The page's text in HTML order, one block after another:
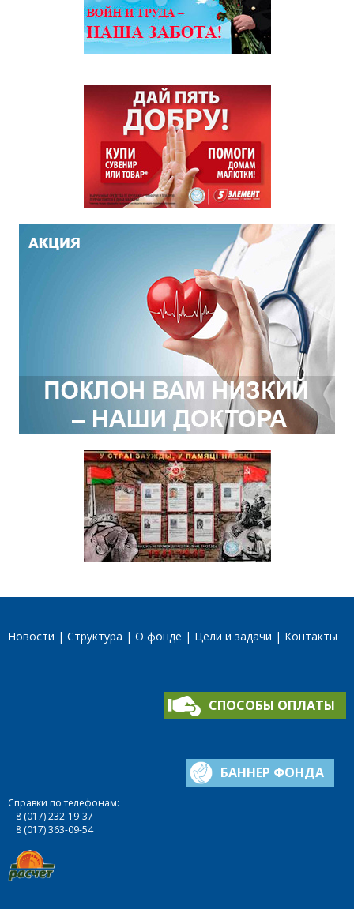
Новости Структура О фонде Цели и задачи Контакты
СПОСОБЫ ОПЛАТЫ
БАННЕР ФОНДА
Справки по телефонам:
8 (017) 232-19-37
8 (017) 363-09-54